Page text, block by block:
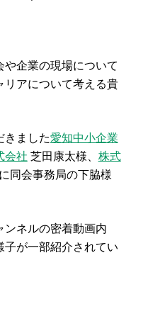
企業の現場について
リアについて考える貴
きました愛知中小企業
会社 芝田康太様、 株式
同会事務局の下脇様
ンネルの密着動画内
子が一部紹介されてい